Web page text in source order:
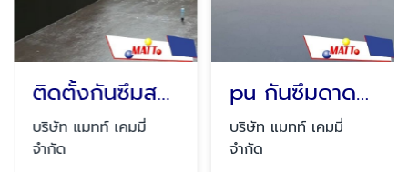
ติดตั้งกันซึมสระว่ายน้ำ
บริษัท แมทท์ เคมมี่
จำกัด
pu กันซึมดาดฟ้า ราคา
บริษัท แมทท์ เคมมี่
จำกัด